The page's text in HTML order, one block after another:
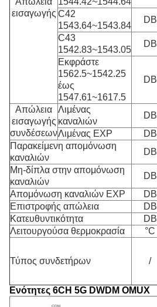
εισαγωγής C42
1543.64~1543.84
DB
C43
1542.83~1543.05
DB
Εκφράστε
1562.5~1542.25
έως
1547.61~1617.5
DB
Απώλεια
εισαγωγής
συνδέσεων
Λιμένας
καναλιών
DB
Λιμένας EXP DB
Παρακείμενη απομόνωση
καναλιών
DB
Μη-δίπλα στην απομόνωση
καναλιών
DB
Απομόνωση καναλιών EXP
DB
Επιστροφής απώλεια
DB
Κατευθυντικότητα
DB
Λειτουργούσα θερμοκρασία °C
Τύπος συνδετήρων /
Ενότητες 6CH 5G DWDM OMUX